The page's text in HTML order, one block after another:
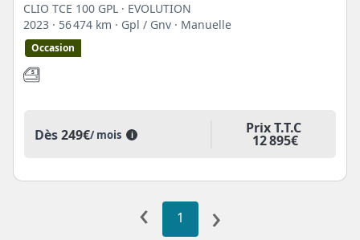
CLIO TCE 100 GPL · EVOLUTION
2023 · 56 474 km · Gpl / Gnv · Manuelle
Occasion
Dès249€/ mois i Prix T.T.C
12 895€
‹ 1 ›